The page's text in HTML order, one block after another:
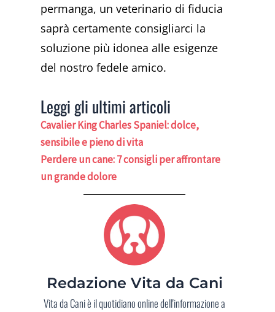
permanga, un veterinario di fiducia
saprà certamente consigliarci la
soluzione più idonea alle esigenze
del nostro fedele amico.
Leggi gli ultimi articoli
Cavalier King Charles Spaniel: dolce,
sensibile e pieno di vita
Perdere un cane: 7 consigli per affrontare
un grande dolore
Redazione Vita da Cani
Vita da Cani è il quotidiano online dell'informazione a